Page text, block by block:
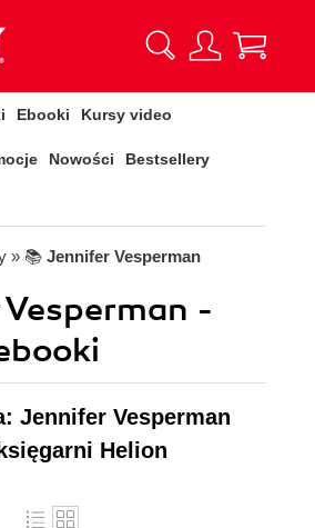
Ebooki Kursy video
Nowości Bestsellery
» 📚 Jennifer Vesperman
-
Jennifer Vesperman
Helion